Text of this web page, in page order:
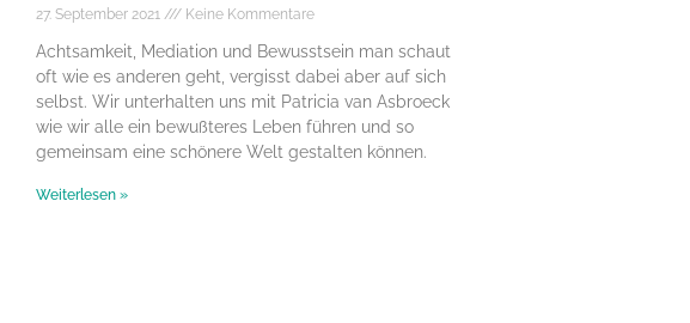
27. September 2021 Keine Kommentare
Achtsamkeit, Mediation und Bewusstsein man schaut
oft wie es anderen geht, vergisst dabei aber auf sich
selbst. Wir unterhalten uns mit Patricia van Asbroeck
wie wir alle ein bewußteres Leben führen und so
gemeinsam eine schönere Welt gestalten können.
Weiterlesen »